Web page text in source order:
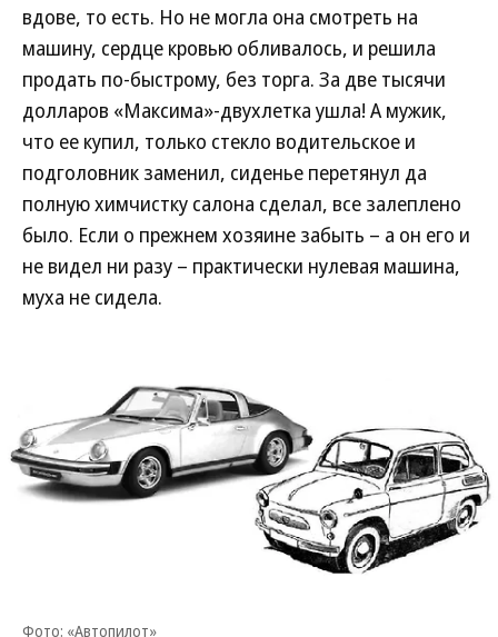
вдове, то есть. Но не могла она смотреть на
машину, сердце кровью обливалось, и решила
продать по-быстрому, без торга. За две тысячи
долларов «Максима»-двухлетка ушла! А мужик,
что ее купил, только стекло водительское и
подголовник заменил, сиденье перетянул да
полную химчистку салона сделал, все залеплено
было. Если о прежнем хозяине забыть – а он его и
не видел ни разу – практически нулевая машина,
муха не сидела.
Фото: «Автопилот»